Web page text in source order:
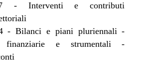
- Interventi e contributi
-Bilanci e piani pluriennali -
finanziarie e strumentali -